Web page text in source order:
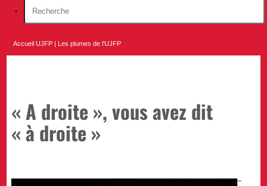
Accueil UJFP Les plumes de l'UJFP
« A droite », vous avez dit
« à droite »